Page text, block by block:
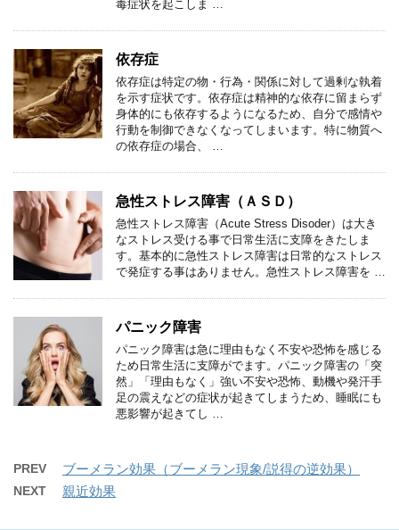
毒症状を起こしま …
依存症
依存症は特定の物・行為・関係に対して過剰な執着
を示す症状です。依存症は精神的な依存に留まらず
身体的にも依存するようになるため、自分で感情や
行動を制御できなくなってしまいます。特に物質へ
の依存症の場合、 …
急性ストレス障害（ＡＳＤ）
急性ストレス障害（Acute Stress Disoder）は大き
なストレス受ける事で日常生活に支障をきたしま
す。基本的に急性ストレス障害は日常的なストレス
で発症する事はありません。急性ストレス障害を …
パニック障害
パニック障害は急に理由もなく不安や恐怖を感じる
ため日常生活に支障がでます。パニック障害の「突
然」「理由もなく」強い不安や恐怖、動機や発汗手
足の震えなどの症状が起きてしまうため、睡眠にも
悪影響が起きてし …
PREV ブーメラン効果（ブーメラン現象/説得の逆効果）
NEXT 親近効果